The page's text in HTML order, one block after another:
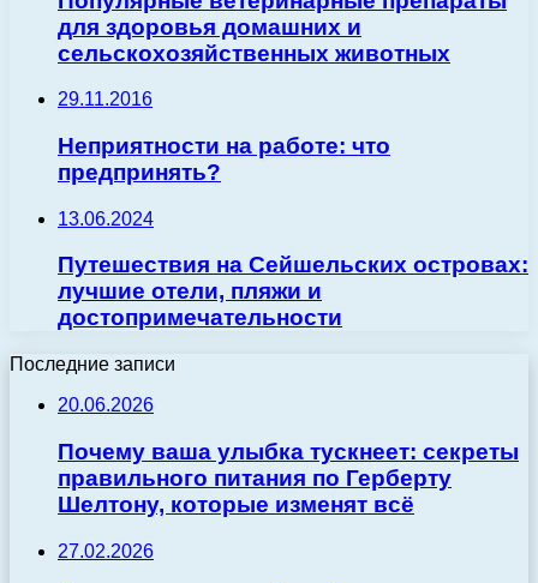
для здоровья домашних и
сельскохозяйственных животных
29.11.2016
Неприятности на работе: что
предпринять?
13.06.2024
Путешествия на Сейшельских островах:
лучшие отели, пляжи и
достопримечательности
Последние записи
20.06.2026
Почему ваша улыбка тускнеет: секреты
правильного питания по Герберту
Шелтону, которые изменят всё
27.02.2026